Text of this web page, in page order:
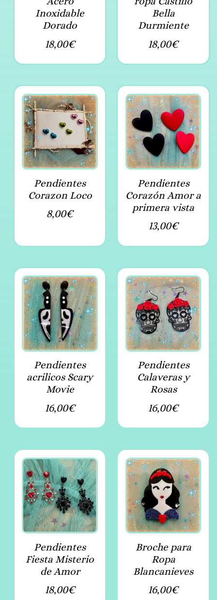
Inoxidable
Dorado
18,00€
Bella
Durmiente
18,00€
Pendientes
Corazon Loco
8,00€
Pendientes
Corazón Amor a
primera vista
13,00€
Pendientes
acrilicos Scary
Movie
16,00€
Pendientes
Calaveras y
Rosas
16,00€
Pendientes
Fiesta Misterio
de Amor
18,00€
Broche para
Ropa
Blancanieves
16,00€